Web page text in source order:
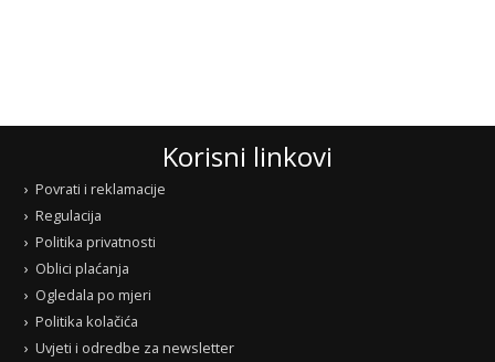
Korisni linkovi
Povrati i reklamacije
Regulacija
Politika privatnosti
Oblici plaćanja
Ogledala po mjeri
Politika kolačića
Uvjeti i odredbe za newsletter